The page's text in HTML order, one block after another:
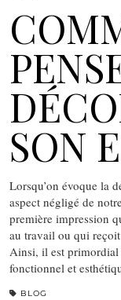
SON
Lorsqu’on évoque la
aspect négligé de
première impression
au travail ou qui
Ainsi, il est primordial
fonctionnel et
BLOG